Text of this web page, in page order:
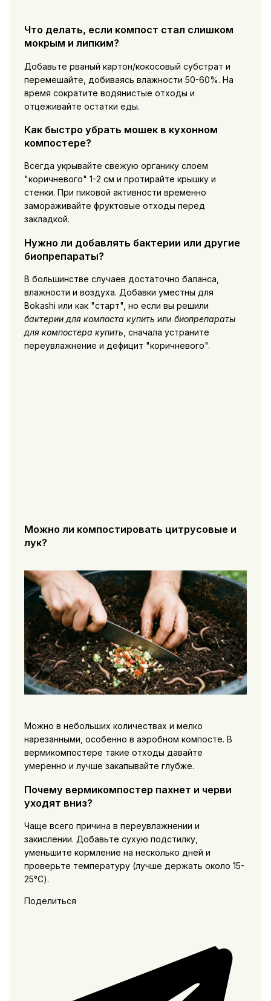
Что делать, если компост стал слишком
мокрым и липким?
Добавьте рваный картон/кокосовый субстрат и
перемешайте, добиваясь влажности 50-60%. На
время сократите водянистые отходы и
отцеживайте остатки еды.
Как быстро убрать мошек в кухонном
компостере?
Всегда укрывайте свежую органику слоем
"коричневого" 1-2 см и протирайте крышку и
стенки. При пиковой активности временно
замораживайте фруктовые отходы перед
закладкой.
Нужно ли добавлять бактерии или другие
биопрепараты?
В большинстве случаев достаточно баланса,
влажности и воздуха. Добавки уместны для
Bokashi или как "старт", но если вы решили
бактерии для компоста купить или биопрепараты
для компостера купить , сначала устраните
переувлажнение и дефицит "коричневого".
Можно ли компостировать цитрусовые и
лук?
Можно в небольших количествах и мелко
нарезанными, особенно в аэробном компосте. В
вермикомпостере такие отходы давайте
умеренно и лучше закапывайте глубже.
Почему вермикомпостер пахнет и черви
уходят вниз?
Чаще всего причина в переувлажнении и
закислении. Добавьте сухую подстилку,
уменьшите кормление на несколько дней и
проверьте температуру (лучше держать около 15-
25°C).
Поделиться